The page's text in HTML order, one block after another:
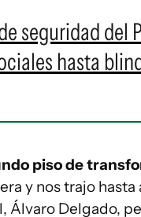
seguridad del
hasta
piso de
y nos trajo
Álvaro Delgado,